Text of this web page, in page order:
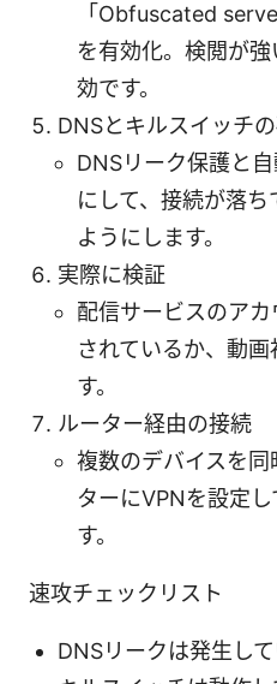
「Obfuscated
を有効化。検閲が
効です。
DNSとキルスイッチ
DNSリーク保護と
にして、接続が落
ようにします。
実際に検証
配信サービスのア
されているか、動
す。
ルーター経由の接続
複数のデバイスを
ターにVPNを設定
す。
速攻チェックリスト
DNSリークは発生し